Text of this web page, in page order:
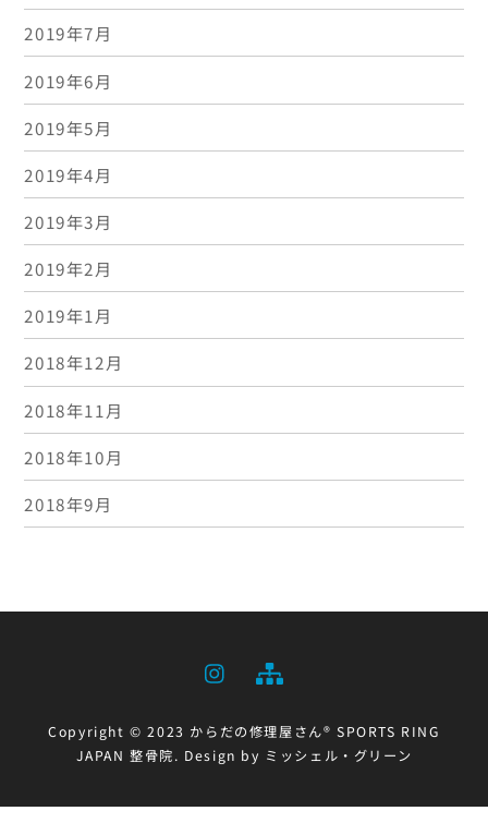
2019年7月
2019年6月
2019年5月
2019年4月
2019年3月
2019年2月
2019年1月
2018年12月
2018年11月
2018年10月
2018年9月
Top
Copyright © 2023 からだの修理屋さん® SPORTS RING
JAPAN 整骨院. Design by ミッシェル・グリーン